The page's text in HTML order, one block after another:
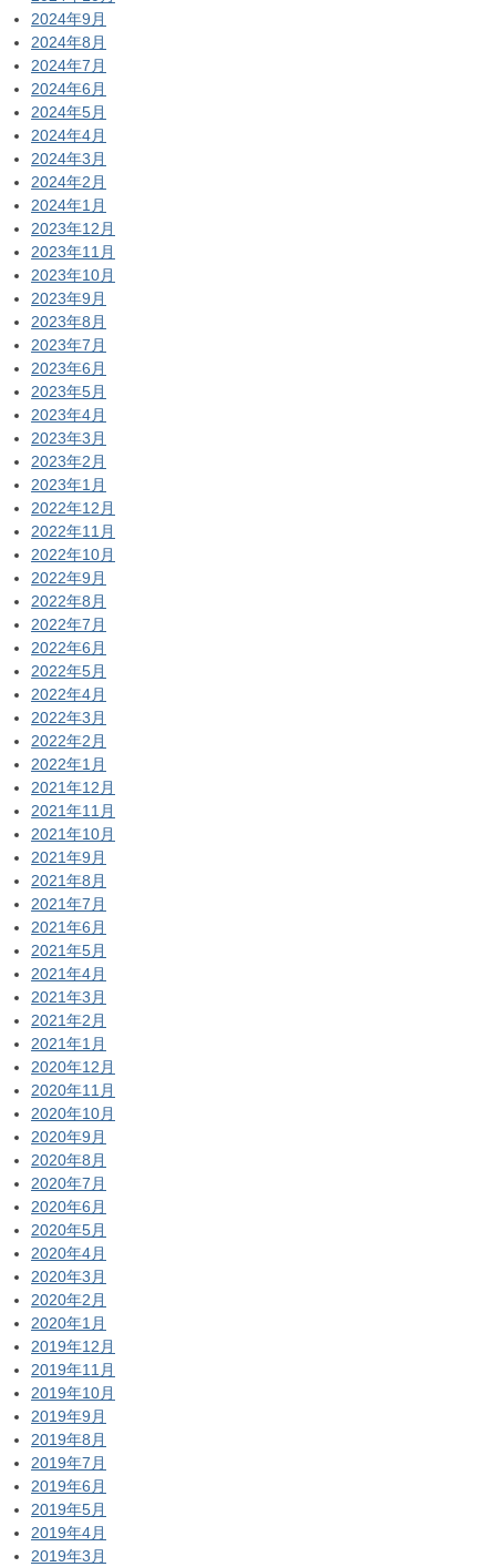
2024年9月
2024年8月
2024年7月
2024年6月
2024年5月
2024年4月
2024年3月
2024年2月
2024年1月
2023年12月
2023年11月
2023年10月
2023年9月
2023年8月
2023年7月
2023年6月
2023年5月
2023年4月
2023年3月
2023年2月
2023年1月
2022年12月
2022年11月
2022年10月
2022年9月
2022年8月
2022年7月
2022年6月
2022年5月
2022年4月
2022年3月
2022年2月
2022年1月
2021年12月
2021年11月
2021年10月
2021年9月
2021年8月
2021年7月
2021年6月
2021年5月
2021年4月
2021年3月
2021年2月
2021年1月
2020年12月
2020年11月
2020年10月
2020年9月
2020年8月
2020年7月
2020年6月
2020年5月
2020年4月
2020年3月
2020年2月
2020年1月
2019年12月
2019年11月
2019年10月
2019年9月
2019年8月
2019年7月
2019年6月
2019年5月
2019年4月
2019年3月